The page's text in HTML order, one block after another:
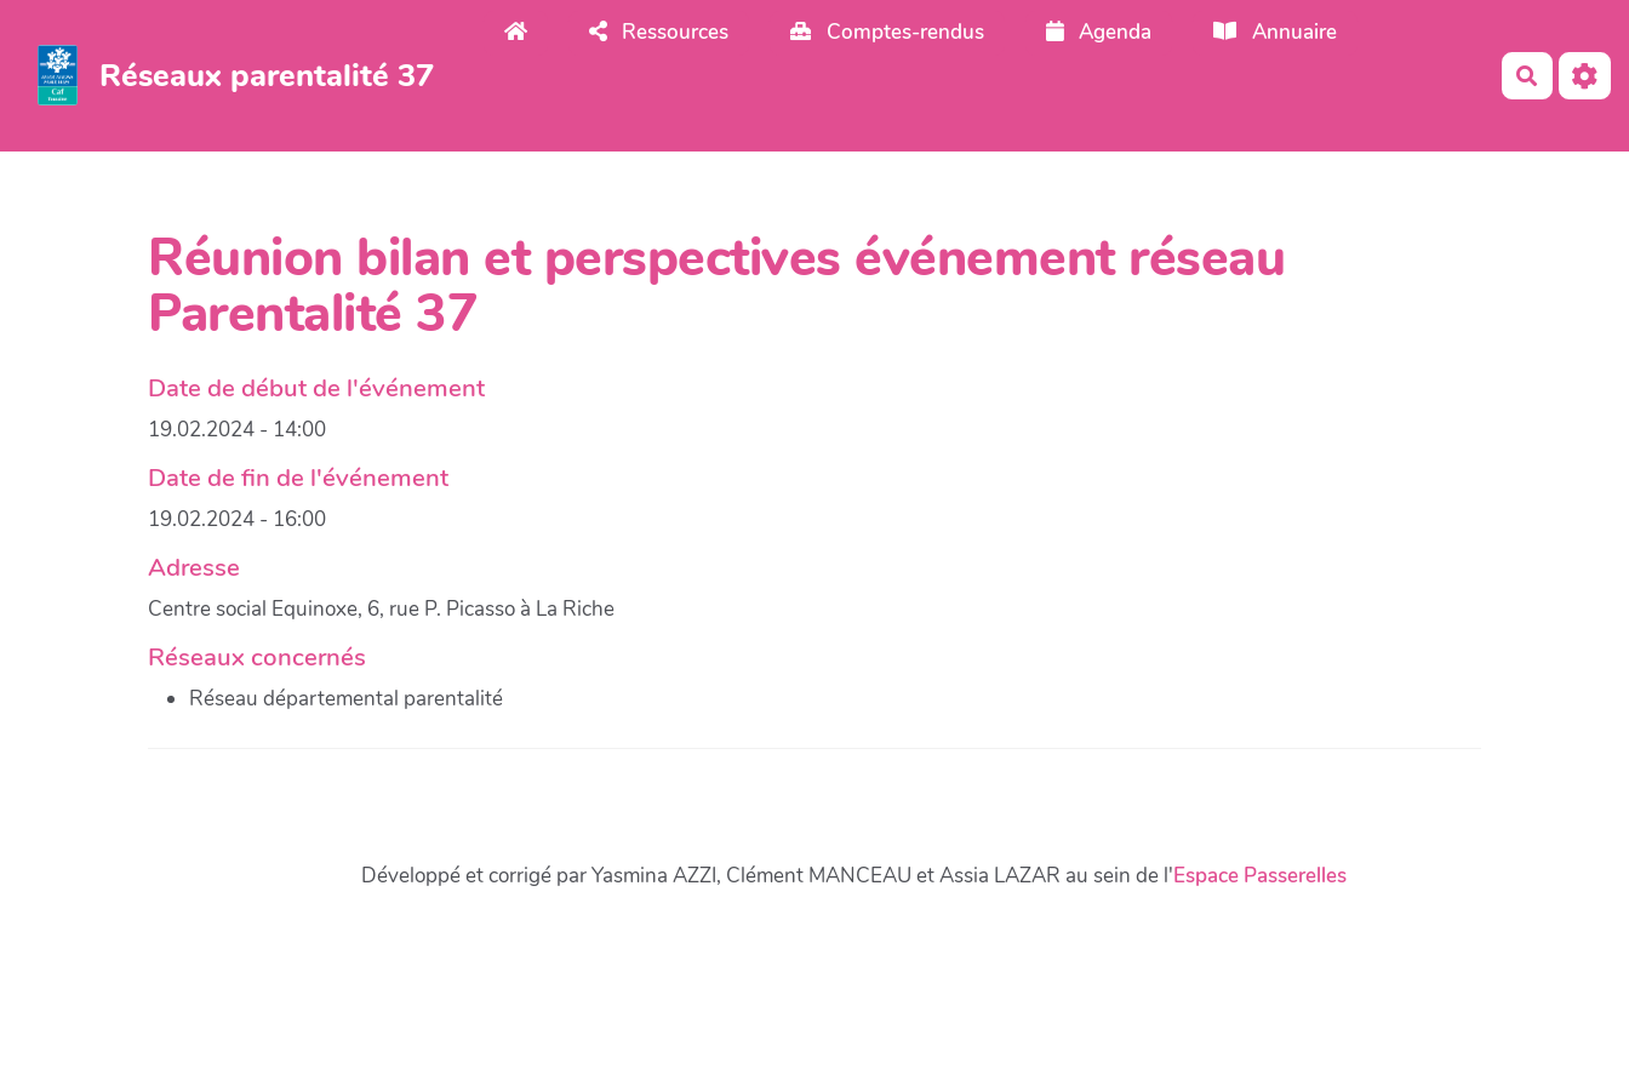
Réseaux parentalité 37
Ressources Comptes-rendus Agenda Annuaire
Réunion bilan et perspectives événement réseau
Parentalité 37
Date de début de l'événement
19.02.2024 - 14:00
Date de fin de l'événement
19.02.2024 - 16:00
Adresse
Centre social Equinoxe, 6, rue P. Picasso à La Riche
Réseaux concernés
Réseau départemental parentalité
Développé et corrigé par Yasmina AZZI, Clément MANCEAU et Assia LAZAR au sein de l'Espace Passerelles